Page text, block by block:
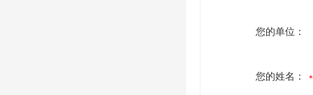
您的单位：
您的姓名：